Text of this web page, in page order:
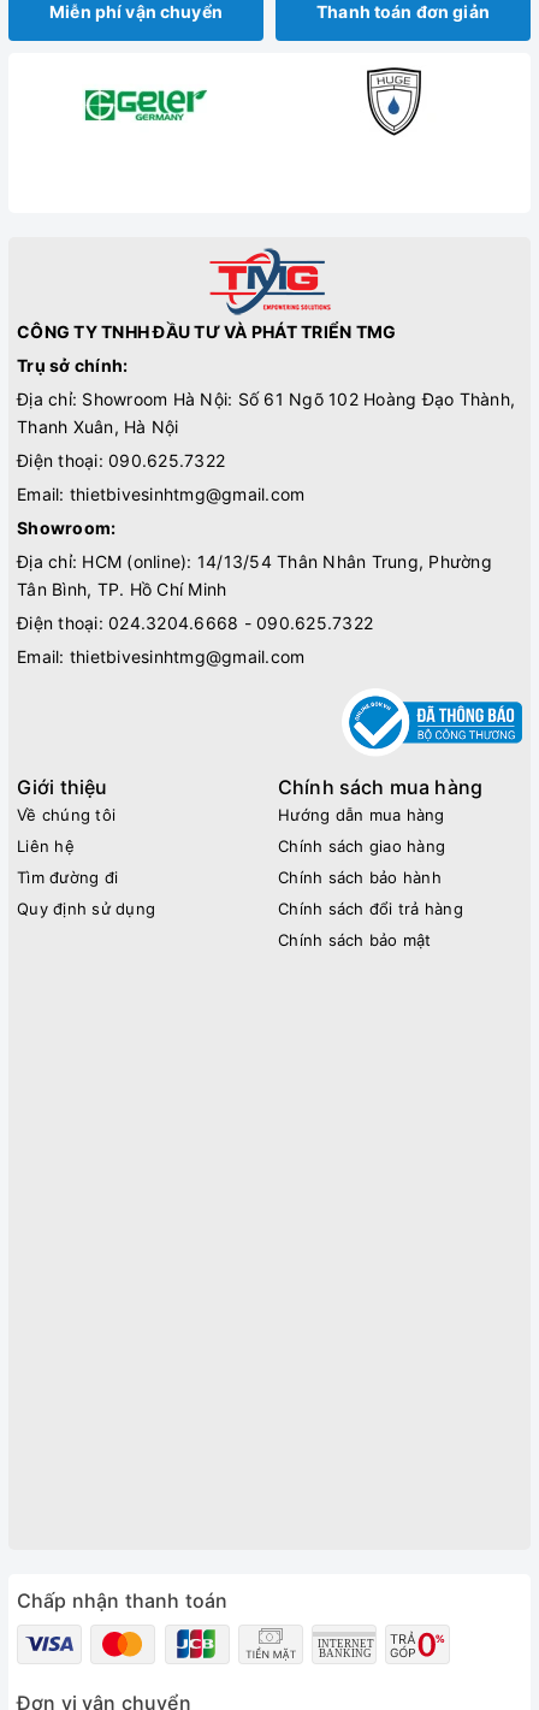
Miễn phí vận chuyển Thanh toán đơn giản
CÔNG TY TNHH ĐẦU TƯ VÀ PHÁT TRIỂN TMG
Trụ sở chính:
Địa chỉ: Showroom Hà Nội: Số 61 Ngõ 102 Hoàng Đạo Thành,
Thanh Xuân, Hà Nội
Điện thoại: 090.625.7322
Email: thietbivesinhtmg@gmail.com
Showroom:
Địa chỉ: HCM (online): 14/13/54 Thân Nhân Trung, Phường
Tân Bình, TP. Hồ Chí Minh
Điện thoại: 024.3204.6668 - 090.625.7322
Email: thietbivesinhtmg@gmail.com
Giới thiệu
Về chúng tôi
Liên hệ
Tìm đường đi
Quy định sử dụng
Chính sách mua hàng
Hướng dẫn mua hàng
Chính sách giao hàng
Chính sách bảo hành
Chính sách đổi trả hàng
Chính sách bảo mật
Chấp nhận thanh toán
Đơn vị vận chuyển